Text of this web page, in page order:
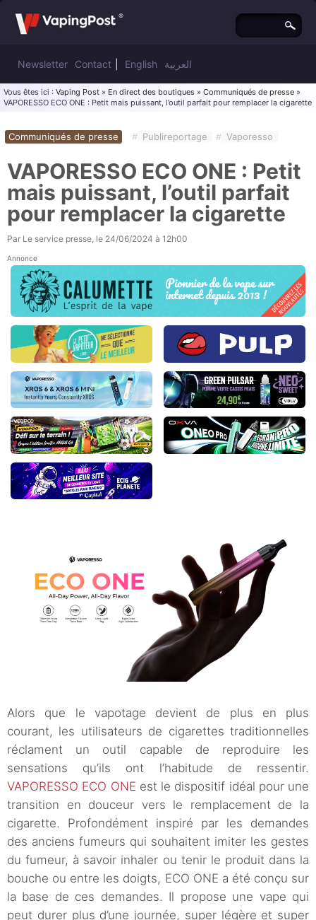
Newsletter Contact English العربية
Vous êtes ici : Vaping Post » En direct des boutiques » Communiqués de presse »
VAPORESSO ECO ONE : Petit mais puissant, l’outil parfait pour remplacer la cigarette
Communiqués de presse # Publireportage # Vaporesso
VAPORESSO ECO ONE : Petit
mais puissant, l’outil parfait
pour remplacer la cigarette
Par Le service presse, le 24/06/2024 à 12h00
Annonce
Alors que le vapotage devient de plus en plus
courant, les utilisateurs de cigarettes traditionnelles
réclament un outil capable de reproduire les
sensations qu’ils ont l’habitude de ressentir.
VAPORESSO ECO ONE est le dispositif idéal pour une
transition en douceur vers le remplacement de la
cigarette. Profondément inspiré par les demandes
des anciens fumeurs qui souhaitent imiter les gestes
du fumeur, à savoir inhaler ou tenir le produit dans la
bouche ou entre les doigts, ECO ONE a été conçu sur
la base de ces demandes. Il propose une vape qui
peut durer plus d’une journée, super légère et super